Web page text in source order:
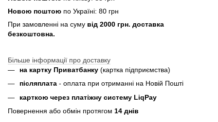
Новою поштою по Україні: 80 грн
При замовленні на суму від 2000 грн. доставка
безкоштовна.
Більше інформації про доставку
на картку Приватбанку (картка підприємства)
пiсляплата - оплата при отриманнi на Новій Пошті
карткою через платіжну систему LiqPay
Повернення або обмін протягом 14 днів